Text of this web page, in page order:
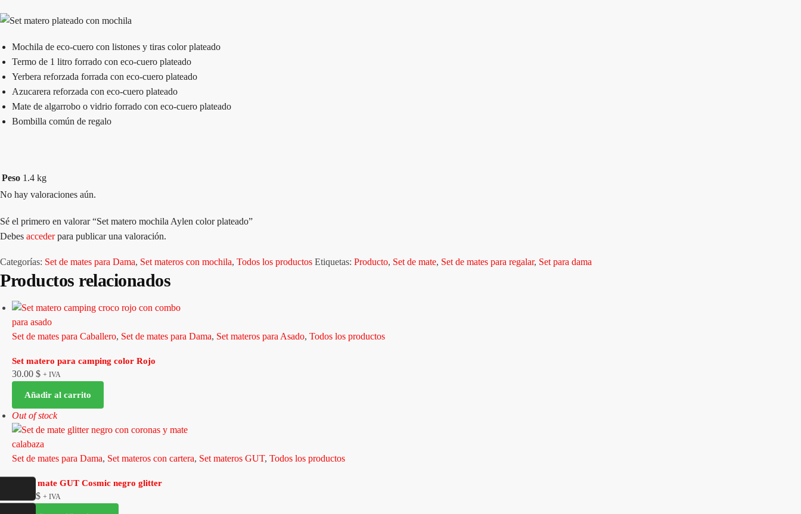
Mochila de eco-cuero con listones y tiras color plateado
Termo de 1 litro forrado con eco-cuero plateado
Yerbera reforzada forrada con eco-cuero plateado
Azucarera reforzada con eco-cuero plateado
Mate de algarrobo o vidrio forrado con eco-cuero plateado
Bombilla común de regalo
Peso 1.4 kg
No hay valoraciones aún.
Sé el primero en valorar “Set matero mochila Aylen color plateado”
Debes accederpara publicar una valoración.
Categorías: Set de mates para Dama, Set materos con mochila, Todos los productos Etiquetas: Producto, Set de mate, Set de mates para regalar, Set para dama
Productos relacionados
Set de mates para Caballero, Set de mates para Dama, Set materos para Asado, Todos los productos
Set matero para camping color Rojo
30.00 $ + IVA
Añadir al carrito
Out of stock
Set de mates para Dama, Set materos con cartera, Set materos GUT, Todos los productos
Set de mate GUT Cosmic negro glitter
34.50$ + IVA